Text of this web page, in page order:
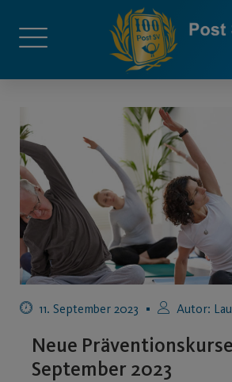
11. September 2023 Autor:
Neue
September 2023